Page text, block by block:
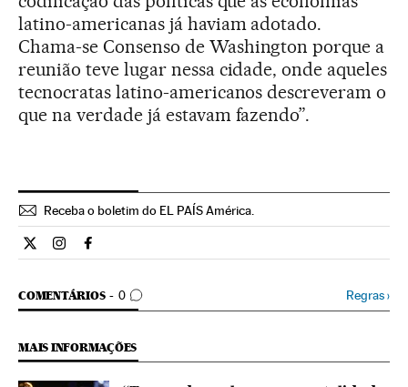
latino-americanas já haviam adotado.
Chama-se Consenso de Washington porque a
reunião teve lugar nessa cidade, onde aqueles
tecnocratas latino-americanos descreveram o
que na verdade já estavam fazendo”.
Receba o boletim do EL PAÍS América.
Economia El País Brasil en Twitter
Economia El País Brasil en Instagram
Economia El País Brasil en Facebook
COMENTÁRIOS 0
COMENTÁRIOS Regras›
MAIS INFORMAÇÕES